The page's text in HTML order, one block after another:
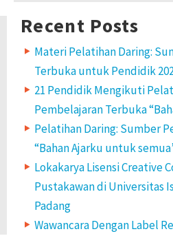
Recent Posts
Materi Pelatihan Daring:
Terbuka untuk Pendidik
21 Pendidik Mengikuti
Pembelajaran Terbuka
Pelatihan Daring: Sumber
“Bahan Ajarku untuk
Lokakarya Lisensi Creative
Pustakawan di Universitas
Padang
Wawancara Dengan Label